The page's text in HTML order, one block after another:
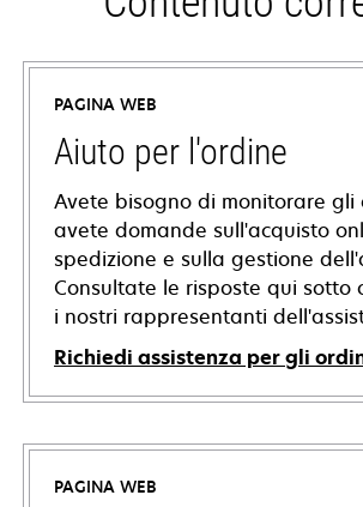
PAGINA WEB
Aiuto per l'ordine
Avete bisogno di monitorare gli
avete domande sull'acquisto
spedizione e sulla gestione
Consultate le risposte qui sotto
i nostri rappresentanti
Richiedi assistenza per gli
PAGINA WEB